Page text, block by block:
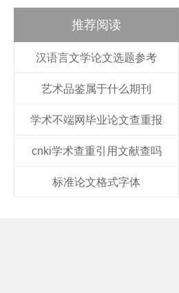
推荐阅读
汉语言文学论文选题参考
艺术品鉴属于什么期刊
学术不端网毕业论文查重报
cnki学术查重引用文献查吗
标准论文格式字体